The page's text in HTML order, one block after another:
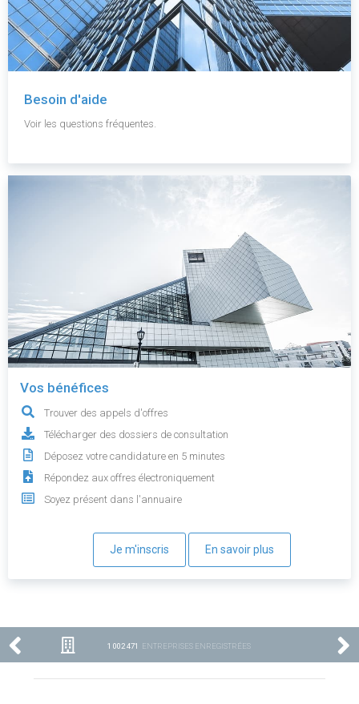
Besoin d'aide
Voir les questions fréquentes.
Vos bénéfices
Trouver des appels d'offres
Télécharger des dossiers de consultation
Déposez votre candidature en 5 minutes
Répondez aux offres électroniquement
Soyez présent dans l'annuaire
Je m'inscris En savoir plus
1 002 471 ENTREPRISES ENREGISTRÉES